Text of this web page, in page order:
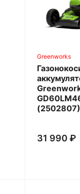
Greenworks
31 990 ₽